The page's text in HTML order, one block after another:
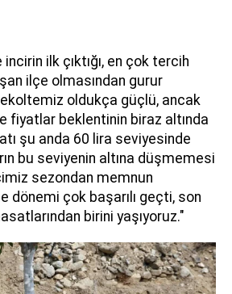
ilk çıktığı, en çok tercih
ilçe olmasından gurur
oldukça güçlü, ancak
fiyatlar beklentinin biraz altında
şu anda 60 lira seviyesinde
bu seviyenin altına düşmemesi
sezondan memnun
dönemi çok başarılı geçti, son
birini yaşıyoruz."